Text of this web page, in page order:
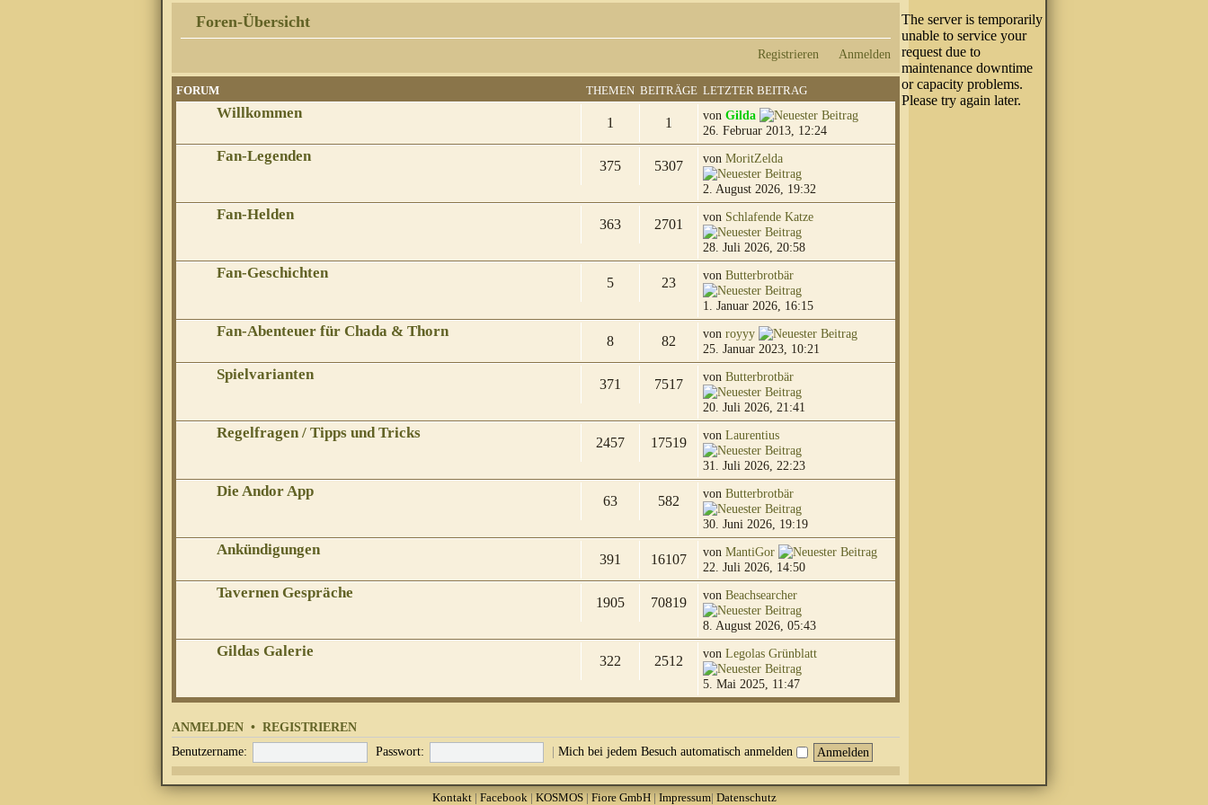
Foren-Übersicht
Registrieren Anmelden
FORUM THEMEN BEITRÄGE LETZTER BEITRAG
Willkommen
1 1 von Gilda
26. Februar 2013, 12:24
Fan-Legenden
375 5307 von MoritZelda
2. August 2026, 19:32
Fan-Helden
363 2701 von Schlafende Katze
28. Juli 2026, 20:58
Fan-Geschichten
5 23 von Butterbrotbär
1. Januar 2026, 16:15
Fan-Abenteuer für Chada & Thorn
8 82 von royyy
25. Januar 2023, 10:21
Spielvarianten
371 7517 von Butterbrotbär
20. Juli 2026, 21:41
Regelfragen / Tipps und Tricks
2457 17519 von Laurentius
31. Juli 2026, 22:23
Die Andor App
63 582 von Butterbrotbär
30. Juni 2026, 19:19
Ankündigungen
391 16107 von MantiGor
22. Juli 2026, 14:50
Tavernen Gespräche
1905 70819 von Beachsearcher
8. August 2026, 05:43
Gildas Galerie
322 2512 von Legolas Grünblatt
5. Mai 2025, 11:47
ANMELDEN • REGISTRIEREN
Benutzername: Passwort: | Mich bei jedem Besuch automatisch anmelden
Kontakt| Facebook| KOSMOS| Fiore GmbH| Impressum| Datenschutz